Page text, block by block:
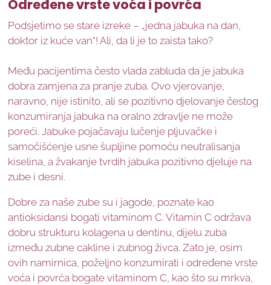
Određene vrste voća i povrća
Podsjetimo se stare izreke – „jedna jabuka na dan,
doktor iz kuće van“! Ali, da li je to zaista tako?
Među pacijentima često vlada zabluda da je jabuka
dobra zamjena za pranje zuba. Ovo vjerovanje,
naravno, nije istinito, ali se pozitivno djelovanje čestog
konzumiranja jabuka na oralno zdravlje ne može
poreći. Jabuke pojačavaju lučenje pljuvačke i
samočišćenje usne šupljine pomoću neutralisanja
kiselina, a žvakanje tvrdih jabuka pozitivno djeluje na
zube i desni.
Dobre za naše zube su i jagode, poznate kao
antioksidansi bogati vitaminom C. Vitamin C održava
dobru strukturu kolagena u dentinu, dijelu zuba
između zubne cakline i zubnog živca. Zato je, osim
ovih namirnica, poželjno konzumirati i određene vrste
voća i povrća bogate vitaminom C, kao što su mrkva,